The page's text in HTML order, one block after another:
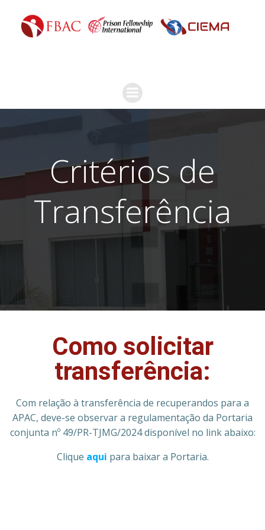
Critérios de
Transferência
Como solicitar
transferência:
Com relação à transferência de recuperandos para a
APAC, deve-se observar a regulamentação da Portaria
conjunta nº 49/PR-TJMG/2024 disponível no link abaixo:
Clique aqui para baixar a Portaria.